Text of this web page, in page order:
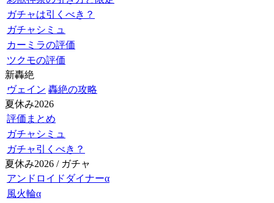
ガチャは引くべき？
ガチャシミュ
カーミラの評価
ツクモの評価
新轟絶
ヴェイン 轟絶の攻略
夏休み2026
評価まとめ
ガチャシミュ
ガチャ引くべき？
夏休み2026 / ガチャ
アンドロイドダイナーα
風火輪α